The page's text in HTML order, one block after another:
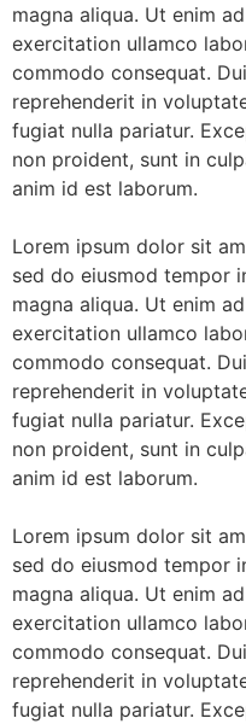
magna aliqua. Ut enim
exercitation ullamco
commodo consequat.
reprehenderit in
fugiat nulla pariatur.
non proident, sunt in
anim id est laborum.
Lorem ipsum dolor sit
sed do eiusmod tempor
magna aliqua. Ut enim
exercitation ullamco
commodo consequat.
reprehenderit in
fugiat nulla pariatur.
non proident, sunt in
anim id est laborum.
Lorem ipsum dolor sit
sed do eiusmod tempor
magna aliqua. Ut enim
exercitation ullamco
commodo consequat.
reprehenderit in
fugiat nulla pariatur.